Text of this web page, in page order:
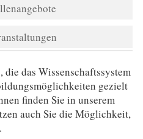
das Wissenschaftssystem
gezielt
finden Sie in unserem
auch Sie die Möglichkeit,